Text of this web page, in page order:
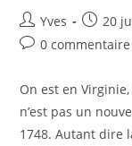
Yves 20
0 commentaire
On est en
n’est pas un
1748. Autant dire